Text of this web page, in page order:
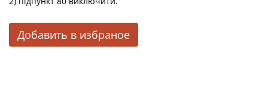
Добавить в избраное